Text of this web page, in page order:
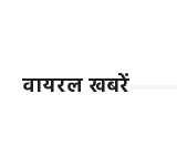
वायरल खबरें